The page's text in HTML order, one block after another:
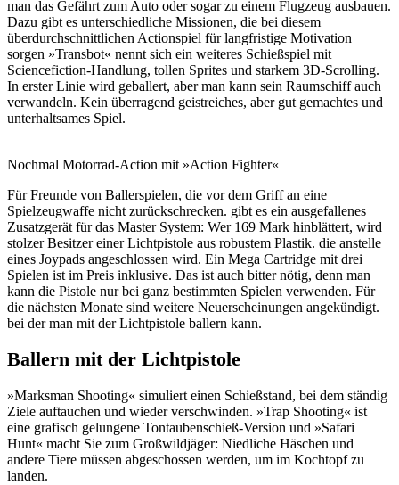
man das Gefährt zum Auto oder sogar zu einem Flugzeug ausbauen.
Dazu gibt es unterschiedliche Missionen, die bei diesem
überdurchschnittlichen Actionspiel für langfristige Motivation
sorgen »Transbot« nennt sich ein weiteres Schießspiel mit
Sciencefiction-Handlung, tollen Sprites und starkem 3D-Scrolling.
In erster Linie wird geballert, aber man kann sein Raumschiff auch
verwandeln. Kein überragend geistreiches, aber gut gemachtes und
unterhaltsames Spiel.
Nochmal Motorrad-Action mit »Action Fighter«
Für Freunde von Ballerspielen, die vor dem Griff an eine
Spielzeugwaffe nicht zurückschrecken. gibt es ein ausgefallenes
Zusatzgerät für das Master System: Wer 169 Mark hinblättert, wird
stolzer Besitzer einer Lichtpistole aus robustem Plastik. die anstelle
eines Joypads angeschlossen wird. Ein Mega Cartridge mit drei
Spielen ist im Preis inklusive. Das ist auch bitter nötig, denn man
kann die Pistole nur bei ganz bestimmten Spielen verwenden. Für
die nächsten Monate sind weitere Neuerscheinungen angekündigt.
bei der man mit der Lichtpistole ballern kann.
Ballern mit der Lichtpistole
»Marksman Shooting« simuliert einen Schießstand, bei dem ständig
Ziele auftauchen und wieder verschwinden. »Trap Shooting« ist
eine grafisch gelungene Tontaubenschieß-Version und »Safari
Hunt« macht Sie zum Großwildjäger: Niedliche Häschen und
andere Tiere müssen abgeschossen werden, um im Kochtopf zu
landen.